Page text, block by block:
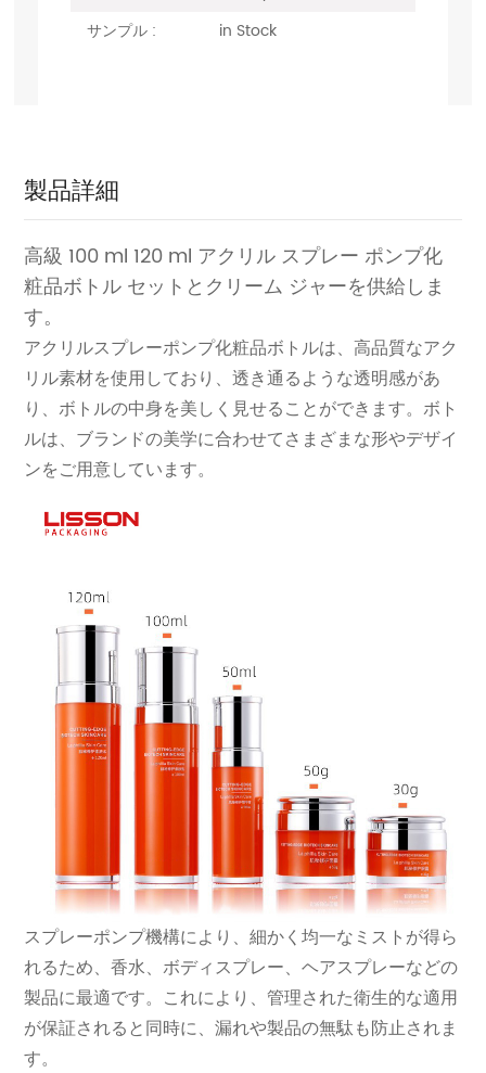
サンプル :
in Stock
製品詳細
高級 100 ml 120 ml アクリル スプレー ポンプ化
粧品ボトル セットとクリーム ジャーを供給しま
す。
アクリルスプレーポンプ化粧品ボトルは、高品質なアク
リル素材を使用しており、透き通るような透明感があ
り、ボトルの中身を美しく見せることができます。ボト
ルは、ブランドの美学に合わせてさまざまな形やデザイ
ンをご用意しています。
スプレーポンプ機構により、細かく均一なミストが得ら
れるため、香水、ボディスプレー、ヘアスプレーなどの
製品に最適です。これにより、管理された衛生的な適用
が保証されると同時に、漏れや製品の無駄も防止されま
す。